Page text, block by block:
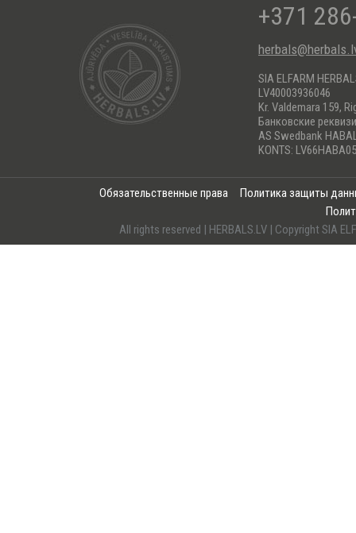
+371
SIA ELFARM
LV40003936046
Kr. Valdemara 159,
Банковские
AS Swedbank
KONTS:
Обязательственные права
Политика защиты
All rights reserved | HERBALS.LV | Copyright SIA